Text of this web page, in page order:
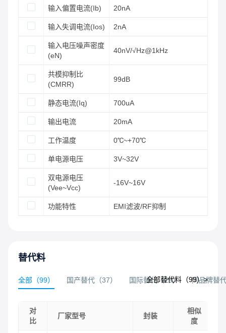
输入偏置电流(Ib) 20nA
输入失调电流(Ios) 2nA
输入电压噪声密度
(eN)
40nV/√Hz@1kHz
共模抑制比
(CMRR)
99dB
静态电流(Iq) 700uA
输出电流 20mA
工作温度 0℃~+70℃
单电源电压 3V~32V
双电源电压
(Vee~Vcc)
-16V~16V
功能特性 EMI滤波/RF抑制
替代料
全部 （99） 国产替代 （37） 国际替代（29） 同品牌替
全部替代料（99）>
对
比
厂家型号 封装
相似
度